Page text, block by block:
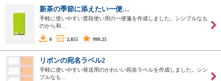
新茶の季節に添えたい一便…
手軽に使いやすい普段使い用の一便箋を作成しました。シンプルなも
のから和…
0 2,855 999.25
リボンの宛名ラベル2
手軽に使いやすい発送用のかわいい宛名ラベルを作成しました。シン
プルなも…